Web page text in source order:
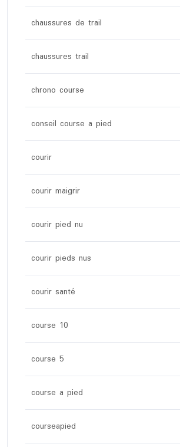
chaussures de trail
chaussures trail
chrono course
conseil course a pied
courir
courir maigrir
courir pied nu
courir pieds nus
courir santé
course 10
course 5
course a pied
courseapied